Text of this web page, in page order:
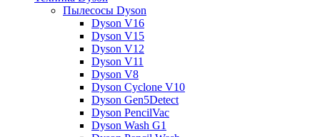
Пылесосы Dyson
Dyson V16
Dyson V15
Dyson V12
Dyson V11
Dyson V8
Dyson Cyclone V10
Dyson Gen5Detect
Dyson PencilVac
Dyson Wash G1